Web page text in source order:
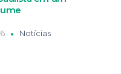
Notícias